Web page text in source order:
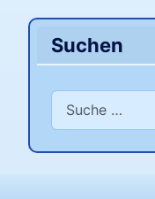
Suchen
Suchen